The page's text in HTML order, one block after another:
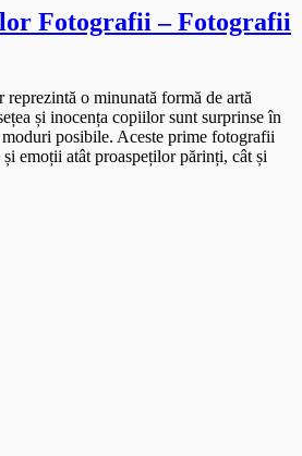
Fotografii – Fotografii
o minunată formă de artă
și inocența copiilor sunt surprinse în
posibile. Aceste prime fotografii
emoții atât proaspeților părinți, cât și